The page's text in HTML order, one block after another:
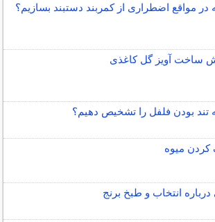
در مواقع اضطراری از کمربند دستبند بسازیم؟
ساخت آویز گل کاغذی
تند بودن فلفل را تشخیص دهیم؟
میوه
درباره انتخاب و طبخ برنج